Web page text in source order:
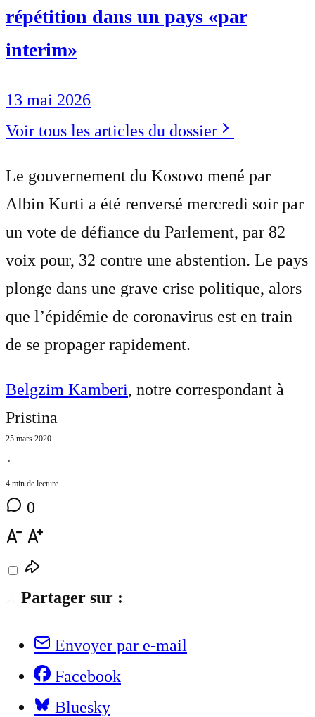
répétition dans un pays «par
interim»
13 mai 2026
Voir tous les articles du dossier
Le gouvernement du Kosovo mené par
Albin Kurti a été renversé mercredi soir par
un vote de défiance du Parlement, par 82
voix pour, 32 contre une abstention. Le pays
plonge dans une grave crise politique, alors
que l’épidémie de coronavirus est en train
de se propager rapidement.
Belgzim Kamberi, notre correspondant à
Pristina
25 mars 2020
⋅
4 min de lecture
0
Partager sur :
Envoyer par e-mail
Facebook
Bluesky